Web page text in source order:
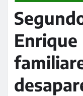
Enrique